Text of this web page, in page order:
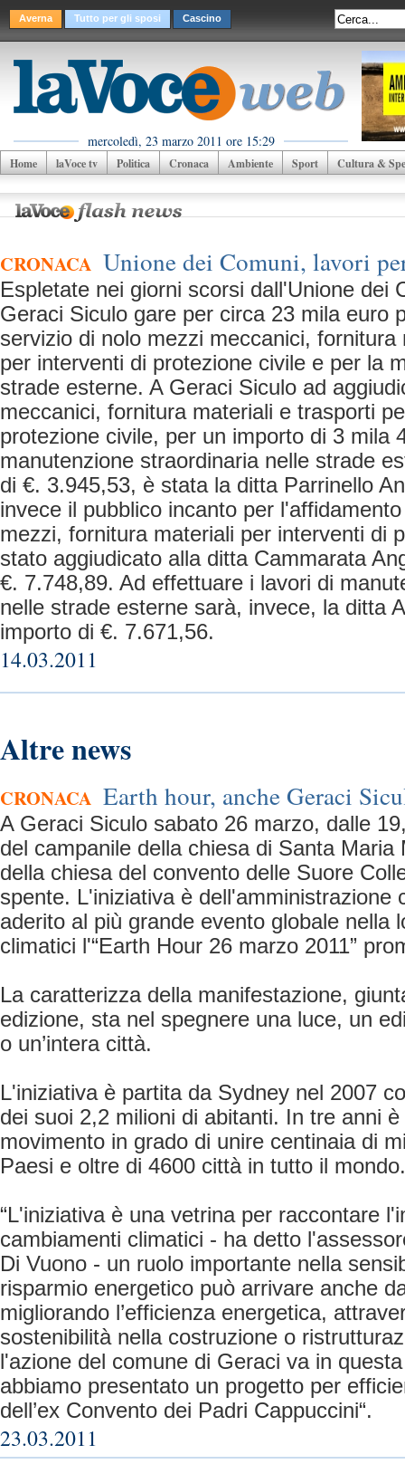
Averna Tutto per gli sposi Cascino
mercoledì, 23 marzo 2011 ore 15:29
Home laVoce tv Politica Cronaca Ambiente Sport Cultura &
CRONACA Unione dei Comuni, lavori
Espletate nei giorni scorsi dall'Unione dei
Geraci Siculo gare per circa 23 mila euro
servizio di nolo mezzi meccanici,
per interventi di protezione civile e per la
strade esterne. A Geraci Siculo ad
meccanici, fornitura materiali e trasporti
protezione civile, per un importo di 3 mila
manutenzione straordinaria nelle strade
di €. 3.945,53, è stata la ditta Parrinello
invece il pubblico incanto per
mezzi, fornitura materiali per interventi di
stato aggiudicato alla ditta Cammarata
€. 7.748,89. Ad effettuare i lavori di
nelle strade esterne sarà, invece, la ditta
importo di €. 7.671,56.
14.03.2011
Altre news
CRONACA Earth hour, anche Geraci
A Geraci Siculo sabato 26 marzo, dalle
del campanile della chiesa di Santa Maria
della chiesa del convento delle Suore
spente. L'iniziativa è dell'amministrazione
aderito al più grande evento globale nella
climatici l'“Earth Hour 26 marzo 2011”
La caratterizza della manifestazione,
edizione, sta nel spegnere una luce, un
o un’intera città.
L'iniziativa è partita da Sydney nel 2007
dei suoi 2,2 milioni di abitanti. In tre anni
movimento in grado di unire centinaia di
Paesi e oltre di 4600 città in tutto il mondo.
“L'iniziativa è una vetrina per raccontare
cambiamenti climatici - ha detto
Di Vuono - un ruolo importante nella
risparmio energetico può arrivare anche
migliorando l’efficienza energetica,
sostenibilità nella costruzione o
l'azione del comune di Geraci va in
abbiamo presentato un progetto per
dell’ex Convento dei Padri Cappuccini“.
23.03.2011